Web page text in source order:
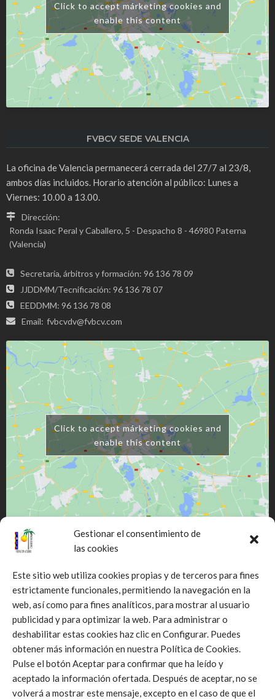
Gestionar el consentimiento de
las cookies
Este sitio web utiliza cookies propias y de terceros para fines
estrictamente funcionales, permitiendo la navegación en la
web, así como para fines analíticos, para mostrar al usuario
publicidad y para optimizar la web. Para administrar o
deshabilitar estas cookies haz clic en Configurar. Puedes
obtener más información en nuestra Política de Cookies.
Pulse el botón Aceptar para confirmar que ha leído y
aceptado la información ofertada. Después de aceptar, no se
volverá a mostrar este mensaje, excepto en el caso de que el
Click to accept márketing cookies and
enable this content
FVBCV SEDE VALENCIA
La oficina de Valencia permanecerá cerrada del 27/7 al 23/8,
ambos días incluidos. Horario atención al público: Lunes a
Viernes: 10.00 a 13.00.
Dirección:
Ronda Isaac Peral y Caballero, 5 - Despacho 8 - 46980 Paterna
(Valencia)
Secretaria, árbitros y formación: 96 136 78 09
JJDDMM/Tecnificación: 96 136 78 07
EEDDMM: 96 136 78 08
Email: fvbcvdv@fvbcv.com
Click to accept márketing cookies and
enable this content
Click to accept márketing cookies and
enable this content